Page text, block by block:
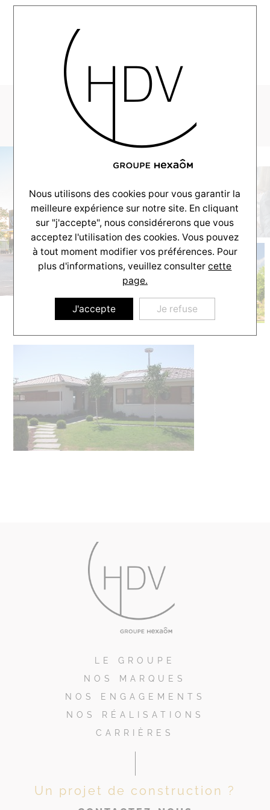
LE GROUPE
NOS MARQUES
NOS ENGAGEMENTS
NOS RÉALISATIONS
CARRIÈRES
Un projet de construction ?
Nous utilisons des cookies pour vous garantir la
meilleure expérience sur notre site. En cliquant
sur "j'accepte", nous considérerons que vous
acceptez l'utilisation des cookies. Vous pouvez
à tout moment modifier vos préférences. Pour
plus d'informations, veuillez consultercette
page.
J'accepte Je refuse